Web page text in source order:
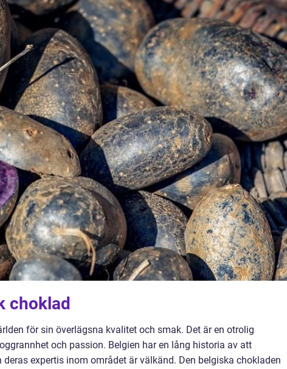
choklad
för sin överlägsna kvalitet och smak. Det är en otrolig
och passion. Belgien har en lång historia av att
expertis inom området är välkänd. Den belgiska chokladen